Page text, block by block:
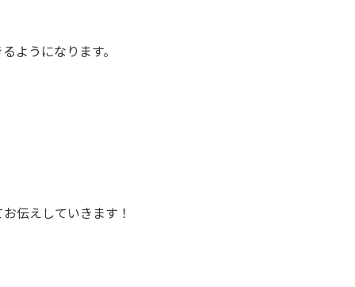
ようになります。
伝えしていきます！